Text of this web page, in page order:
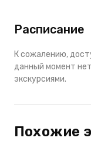
Расписание
К сожалению,
данный момент
экскурсиями.
Похожие